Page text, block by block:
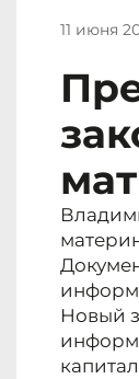
11 июня
Новый